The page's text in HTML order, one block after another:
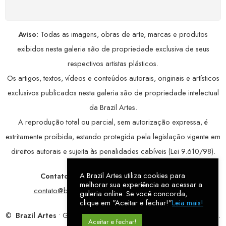
Aviso: Todas as imagens, obras de arte, marcas e produtos
exibidos nesta galeria são de propriedade exclusiva de seus
respectivos artistas plásticos.
Os artigos, textos, vídeos e conteúdos autorais, originais e artísticos
exclusivos publicados nesta galeria são de propriedade intelectual
da Brazil Artes.
A reprodução total ou parcial, sem autorização expressa, é
estritamente proibida, estando protegida pela legislação vigente em
direitos autorais e sujeita às penalidades cabíveis (Lei 9.610/98).
Contatos: WhatsApp:79 9998-1221/ E-mail:
contato@brazilartes.com/ Instagram:@brazilartes
© Brazil Artes • Galeria Online.9 anosde história (2017 – 2026).
A Brazil Artes utiliza cookies para
melhorar sua experiência ao acessar a
galeria online. Se você concorda,
clique em "Aceitar e fechar!"Leia mais!
Aceitar e fechar!